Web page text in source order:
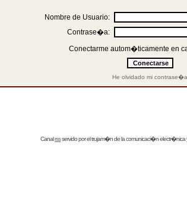
Nombre de Usuario:
Contrase�a:
Conectarme autom�ticamente en
He olvidado mi contrase�a
Canalrssservido por eltrujam�nde la comunicaci�n electr�nica